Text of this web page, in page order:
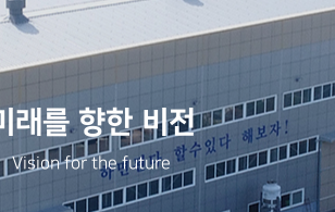
래를 향한 비전
Vision for the future